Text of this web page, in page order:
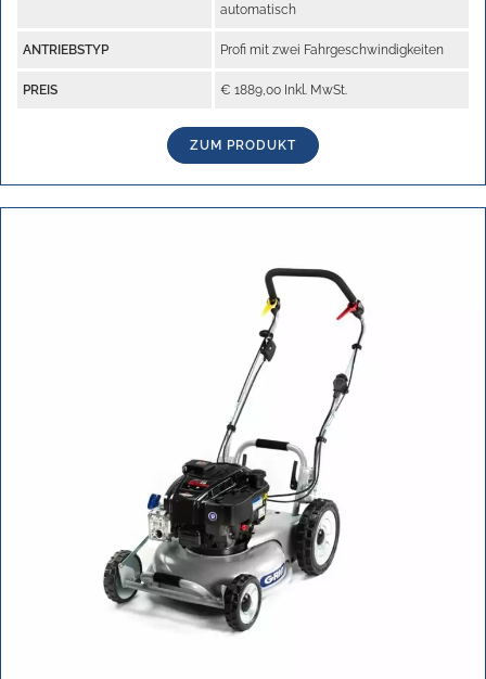
automatisch
ANTRIEBSTYP Profi mit zwei Fahrgeschwindigkeiten
PREIS € 1889,00 Inkl. MwSt.
ZUM PRODUKT